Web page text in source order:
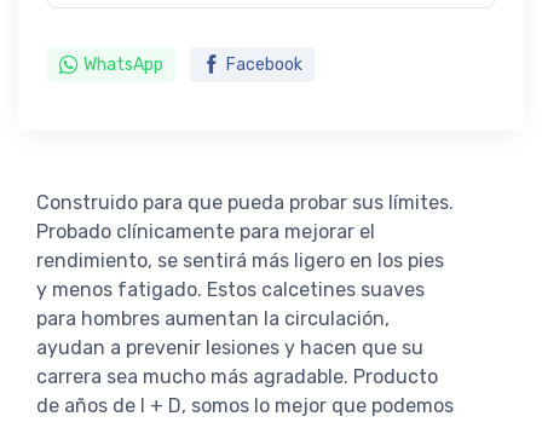
WhatsApp Facebook
Construido para que pueda probar sus límites.
Probado clínicamente para mejorar el
rendimiento, se sentirá más ligero en los pies
y menos fatigado. Estos calcetines suaves
para hombres aumentan la circulación,
ayudan a prevenir lesiones y hacen que su
carrera sea mucho más agradable. Producto
de años de I + D, somos lo mejor que podemos